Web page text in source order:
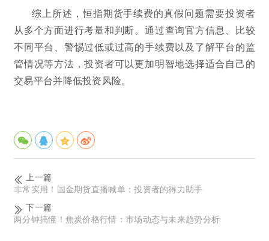
综上所述，恒指期货手续费的真假问题需要投资者
从多个方面进行考量和判断。通过查询官方信息、比较
不同平台、警惕过低或过高的手续费以及了解平台的监
管情况等方法，投资者可以更加明智地选择适合自己的
交易平台并降低投资风险。
上一篇
非常实用！国金期货直播喊单：投资者的得力助手
下一篇
两分钟搞懂！焦炭价格行情：市场动态与未来趋势分析